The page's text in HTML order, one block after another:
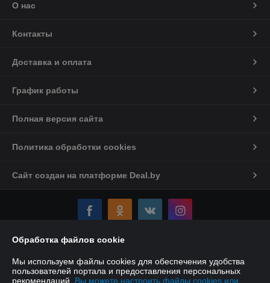
О нас
Контакты
Доставка и оплата
График работы
Полная версия сайта
Политика обработки cookies
Сайт создан на платформе Deal.by
Индивидуальный предприниматель:Индивидуальный
предприниматель Якушенко Виктор Леонидович
Обработка файлов cookie
Мы используем файлы cookies для обеспечения удобства
пользователей портала и предоставления персональных
рекомендаций. Вы можете настроить файлы cookies или